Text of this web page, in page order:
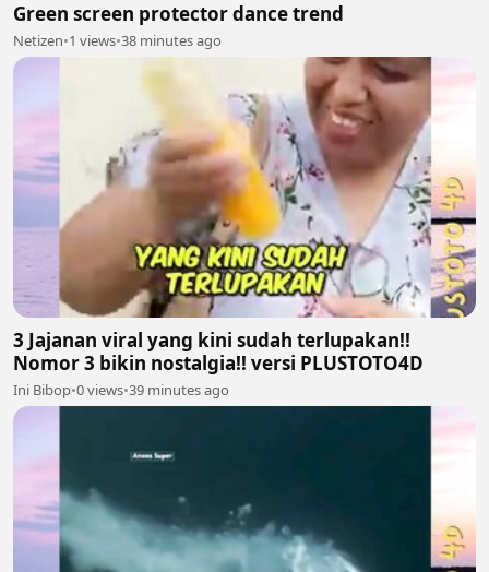
Green screen protector dance trend
Netizen•1 views•38 minutes ago
3 Jajanan viral yang kini sudah terlupakan!!
Nomor 3 bikin nostalgia!! versi PLUSTOTO4D
Ini Bibop•0 views•39 minutes ago